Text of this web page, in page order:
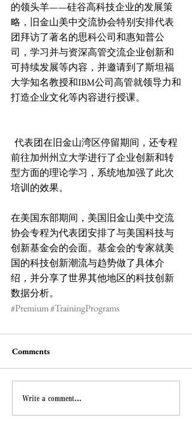
的领头羊——硅谷高科技企业的发展策
略，旧金山美中交流协会特别安排代表
团拜访了著名的思科公司和惠知普公
司，学习并与资深高管交流企业创新和
可持续发展等内容，并邀请到了斯坦福
大学知名教授和IBM公司高管就领导力和
打造企业文化等内容进行授课。
前往加州州立大学进行了企业创新和转
型方面的理论学习，系统地加强了此次
培训的效果。
在美国东部期间，美国旧金山美中交流
协会专程为代表团安排了与美国科技与
创新基金会的会面。基金会的专家就美
国的科技创新潮流与趋势做了具体介
绍，并分享了世界其他地区的科技创新
数据分析。
#Premium#TrainingPrograms
Comments
Write a comment...